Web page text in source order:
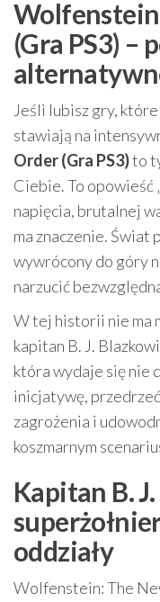
(Gra PS3) –
Jeśli lubisz gry,
stawiają na
Order (Gra PS3)to
Ciebie. To opowieść
napięcia, brutalnej
ma znaczenie. Świat
wywrócony do góry
narzucić
W tej historii nie ma
kapitan B. J.
która wydaje się nie
inicjatywę,
zagrożenia i
koszmarnym
Kapitan B.
oddziały
Wolfenstein: The